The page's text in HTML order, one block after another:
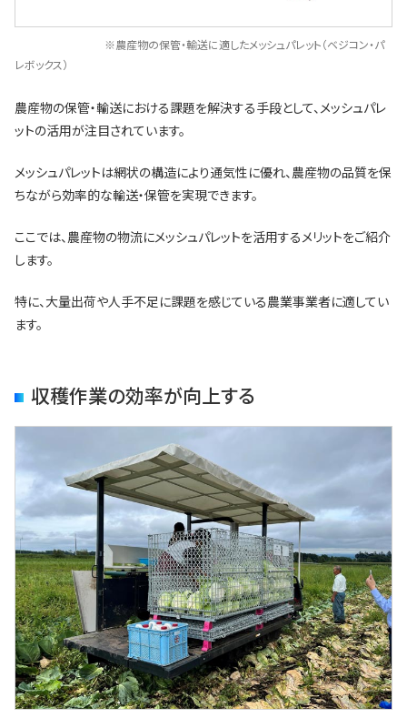
※農産物の保管・輸送に適したメッシュパレット（ベジコン・パ
レボックス）
農産物の保管・輸送における課題を解決する手段として、メッシュパレ
ットの活用が注目されています。
メッシュパレットは網状の構造により通気性に優れ、農産物の品質を保
ちながら効率的な輸送・保管を実現できます。
ここでは、農産物の物流にメッシュパレットを活用するメリットをご紹介
します。
特に、大量出荷や人手不足に課題を感じている農業事業者に適してい
ます。
収穫作業の効率が向上する